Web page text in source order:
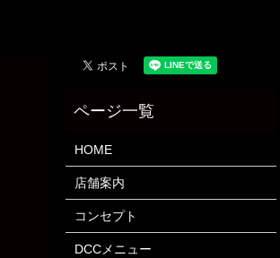
HOME
店舗案内
コンセプト
DCCメニュー